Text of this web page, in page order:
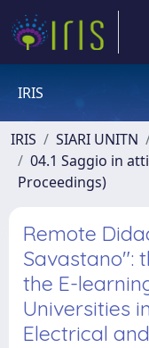
IRIS
IRIS SIARI UNITN
04.1 Saggio in
Proceedings)
Remote
Savastano":
the E-
Universities
Electrical